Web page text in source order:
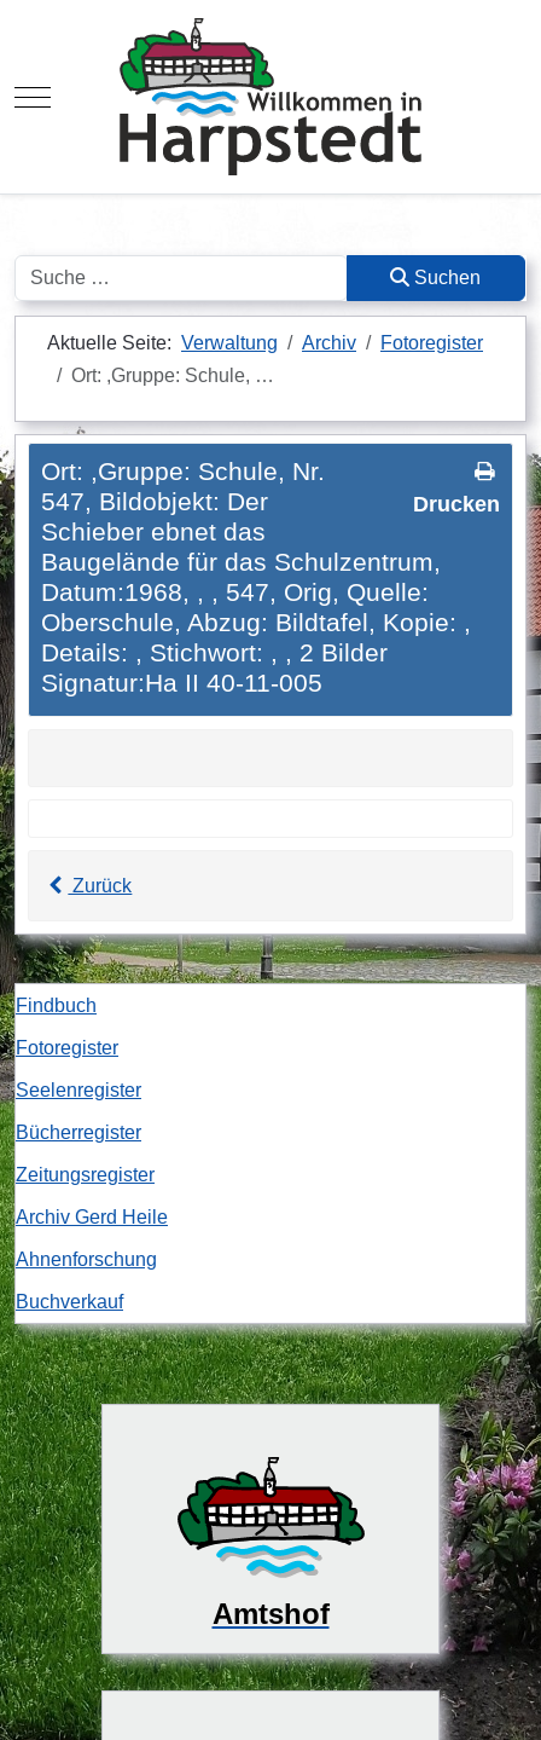
Mobile Menu Toggle
Suchen Suchen
Aktuelle Seite: Verwaltung Archiv
Fotoregister
Ort: ,Gruppe: Schule, …
Drucken
Ort: ,Gruppe: Schule, Nr.
547, Bildobjekt: Der
Schieber ebnet das
Baugelände für das Schulzentrum,
Datum:1968, , , 547, Orig, Quelle:
Oberschule, Abzug: Bildtafel, Kopie: ,
Details: , Stichwort: , , 2 Bilder
Signatur:Ha II 40-11-005
Zurück
Findbuch
Fotoregister
Seelenregister
Bücherregister
Zeitungsregister
Archiv Gerd Heile
Ahnenforschung
Buchverkauf
Amtshof